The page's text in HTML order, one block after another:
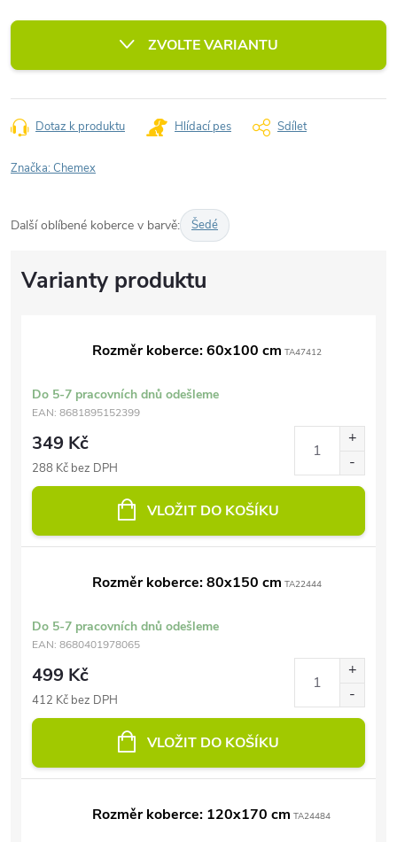
cena:
ZVOLTE VARIANTU
Dotaz k produktu Hlídací pes Sdílet
Značka:Chemex
Další oblíbené koberce v barvě: Šedé
Rozměr koberce: 60x100 cm TA47412
Do 5-7 pracovních dnů odešleme
EAN: 8681895152399
349 Kč
288 Kč bez DPH
VLOŽIT DO KOŠÍKU
Rozměr koberce: 80x150 cm TA22444
Do 5-7 pracovních dnů odešleme
EAN: 8680401978065
499 Kč
412 Kč bez DPH
VLOŽIT DO KOŠÍKU
Rozměr koberce: 120x170 cm TA24484